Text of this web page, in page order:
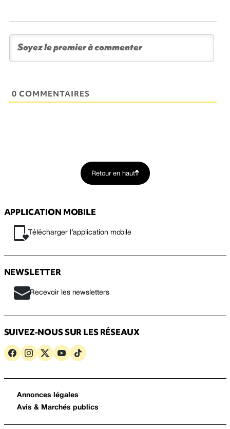
0 COMMENTAIRES
Retour en haut
APPLICATION MOBILE
Télécharger l’application mobile
NEWSLETTER
Recevoir les newsletters
SUIVEZ-NOUS SUR LES RÉSEAUX
Annonces légales
Avis & Marchés publics